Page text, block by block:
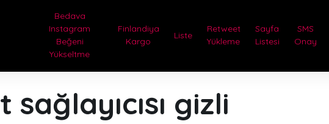
Bedava
Instagram
Beğeni
Yükseltme
Finlandiya
Kargo
Liste
Retweet
Yükleme
Sayfa
Listesi
SMS
Onay
gizli